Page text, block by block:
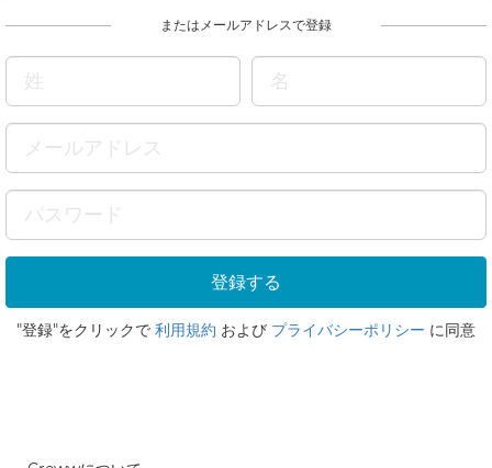
またはメールアドレスで登録
"登録"をクリックで 利用規約 および プライバシーポリシー に同意